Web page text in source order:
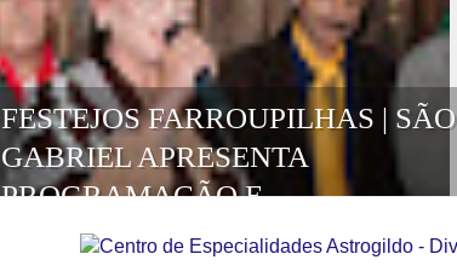
FESTEJOS FARROUPILHAS | SÃO
GABRIEL APRESENTA
PROGRAMAÇÃO E
HOMENAGEADOS DA EDIÇÃO